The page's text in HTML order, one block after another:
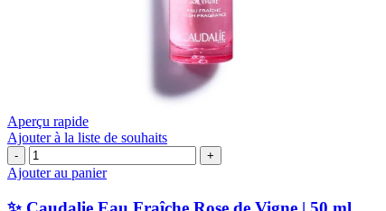
Aperçu rapide
Ajouter à la liste de souhaits
quantité
de
Caudalie
Ajouter au panier